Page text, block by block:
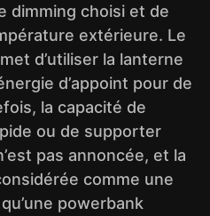
dimming choisi et de
extérieure. Le
d’utiliser la lanterne
d’appoint pour de
la capacité de
ou de supporter
pas annoncée, et la
comme une
powerbank